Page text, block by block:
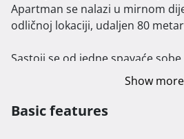
Apartman se nalazi u mirnom
odličnoj lokaciji, udaljen 80
Sastoji se od jedne spavaće
blagovaonicom i dnevnim Show more
Basic features